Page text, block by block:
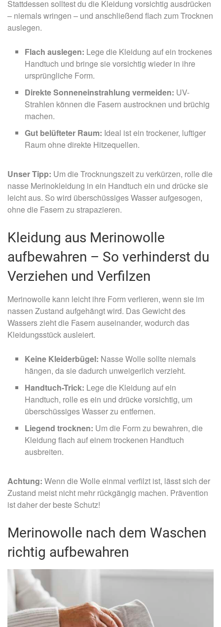
Stattdessen solltest du die Kleidung vorsichtig ausdrücken
– niemals wringen – und anschließend flach zum Trocknen
auslegen.
Flach auslegen: Lege die Kleidung auf ein trockenes
Handtuch und bringe sie vorsichtig wieder in ihre
ursprüngliche Form.
Direkte Sonneneinstrahlung vermeiden: UV-
Strahlen können die Fasern austrocknen und brüchig
machen.
Gut belüfteter Raum: Ideal ist ein trockener, luftiger
Raum ohne direkte Hitzequellen.
Unser Tipp: Um die Trocknungszeit zu verkürzen, rolle die
nasse Merinokleidung in ein Handtuch ein und drücke sie
leicht aus. So wird überschüssiges Wasser aufgesogen,
ohne die Fasern zu strapazieren.
Kleidung aus Merinowolle
aufbewahren – So verhinderst du
Verziehen und Verfilzen
Merinowolle kann leicht ihre Form verlieren, wenn sie im
nassen Zustand aufgehängt wird. Das Gewicht des
Wassers zieht die Fasern auseinander, wodurch das
Kleidungsstück ausleiert.
Keine Kleiderbügel: Nasse Wolle sollte niemals
hängen, da sie dadurch unweigerlich verzieht.
Handtuch-Trick: Lege die Kleidung auf ein
Handtuch, rolle es ein und drücke vorsichtig, um
überschüssiges Wasser zu entfernen.
Liegend trocknen: Um die Form zu bewahren, die
Kleidung flach auf einem trockenen Handtuch
ausbreiten.
Achtung: Wenn die Wolle einmal verfilzt ist, lässt sich der
Zustand meist nicht mehr rückgängig machen. Prävention
ist daher der beste Schutz!
Merinowolle nach dem Waschen
richtig aufbewahren